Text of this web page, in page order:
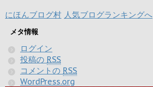
にほんブログ村 人気ブログランキングへ
メタ情報
ログイン
投稿の RSS
コメントの RSS
WordPress.org